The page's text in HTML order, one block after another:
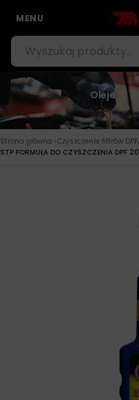
MENU
Oleje
Strona główna › Czyszczenie filtrów
STP FORMUŁA DO CZYSZCZENIA DPF